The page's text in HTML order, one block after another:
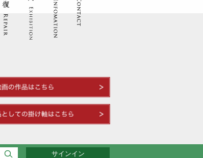
サインイン